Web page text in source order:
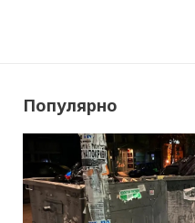
Популярно